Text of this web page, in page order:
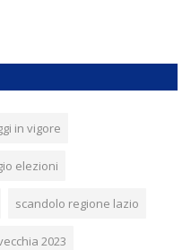
in vigore
elezioni
scandolo regione lazio
2023